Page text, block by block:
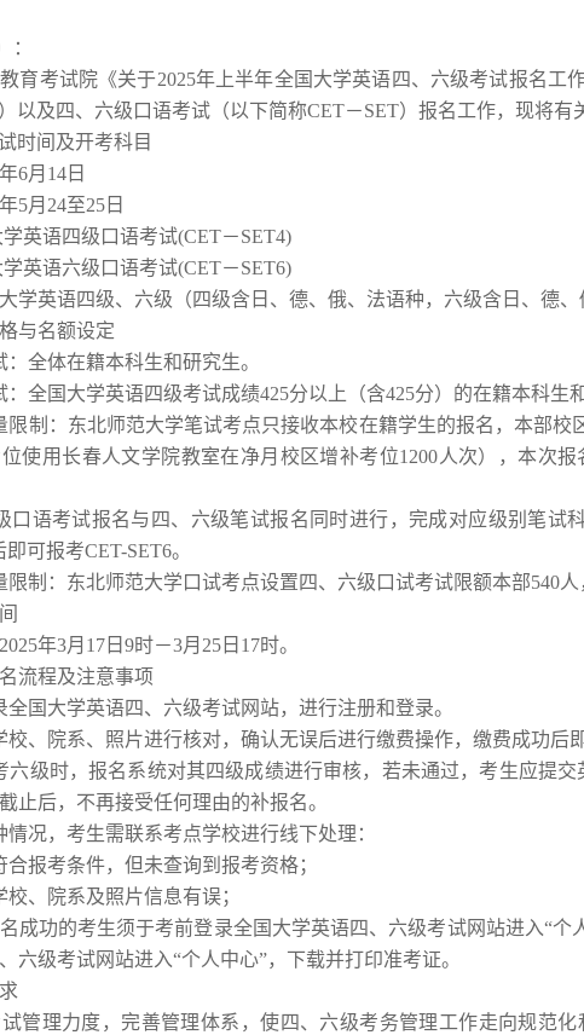
：
考试院《关于2025年 上半年全国大学英语四、六级考试报名工
以及四、六级口语考试（以下简称CET－SET）报名工作，现将有
时间及开考科目
年6月 14日
年5月24至25 日
学英语四级口语考试(CET－SET4)
学英语六级口语考试(CET－SET6)
英语四级、六级 （四级含日、德、俄、法语种，六级含日、德、
名额设定
：全体在籍本科生和研究生。
：全国大学英语四级考试成绩425分以上（含425分）的在籍本科生
限制：东北师范大学笔试考点只接收本校在籍学生的报名，本部校
使用长春人文学院教室在净月校区增补考位1200人次），本次报
口语考试报名与四、六级笔试报名同时进行，完成对应级别笔试
可报考CET-SET6。
限制：东北师范大学口试考点设置四、六级口试考试限额本部540人
2025年3月 1 7 日 9时－3月 25日17时。
程及注意事项
全国大学英语四、六级考试网站，进行注册和登录。
校、院系、照片进行核对，确认无误后进行缴费操作，缴费成功后
六级时，报名系统对其四级成绩进行审核，若未通过，考生应提
止后，不再接受任何理由的补报名。
情况，考生需联系考点学校进行线下处理：
合报考条件，但未查询到报考资格；
校、院系及照片信息有误；
功的考生须于考前登录全国大学英语四、六级考试网站进入“个
六级考试网站进入“个人中心”，下载并打印准考证。
理力度，完善管理体系，使四、六级考务管理工作走向规范化